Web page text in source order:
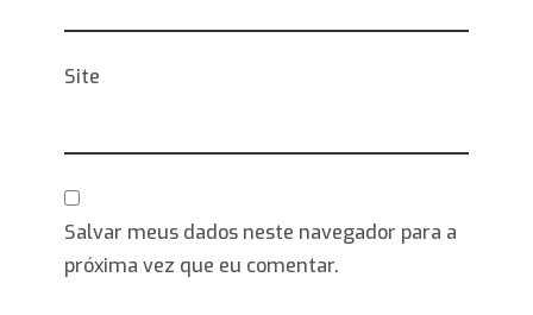
Site
Salvar meus dados neste navegador para a
próxima vez que eu comentar.